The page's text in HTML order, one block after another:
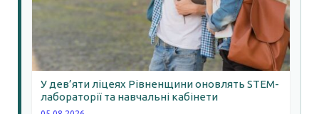
У дев’яти ліцеях Рівненщини оновлять STEM-
лабораторії та навчальні кабінети